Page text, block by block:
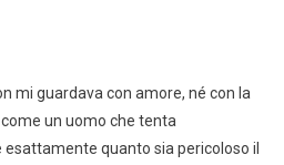
mi guardava con amore, né con la
un uomo che tenta
quanto sia pericoloso il